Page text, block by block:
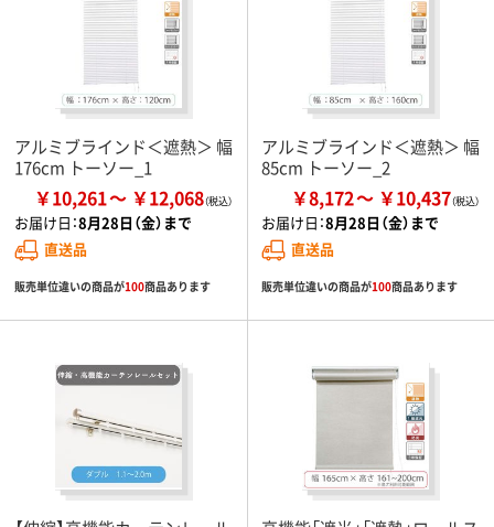
アルミブラインド＜遮熱＞ 幅
176cm トーソー_1
￥10,261 ￥12,068
お届け日：8月28日（金）まで
直送品
販売単位違いの商品が100商品あります
アルミブラインド＜遮熱＞ 幅
85cm トーソー_2
￥8,172 ￥10,437
お届け日：8月28日（金）まで
直送品
販売単位違いの商品が100商品あります